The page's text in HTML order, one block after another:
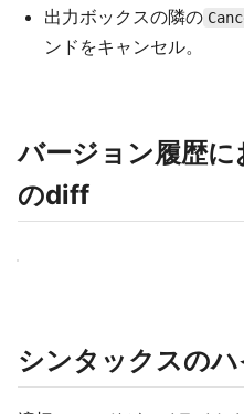
出力ボックスの隣の
ンドをキャンセル。
バージョン履歴
のdiff